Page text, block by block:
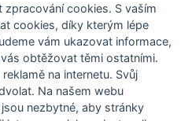
zpracování cookies. S vaším
cookies, díky kterým lépe
vám ukazovat informace,
obtěžovat těmi ostatními.
na internetu. Svůj
Na našem webu
nezbytné, aby stránky